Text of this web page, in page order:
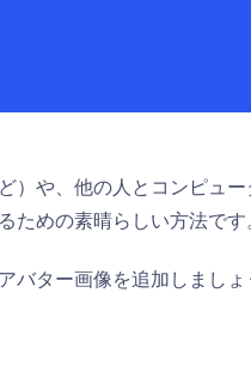
）や、他の人とコンピュ
めの素晴らしい方法です。
ター画像を追加しまし